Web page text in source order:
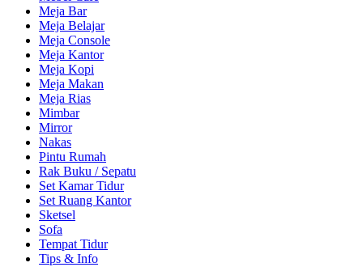
Meja Bar
Meja Belajar
Meja Console
Meja Kantor
Meja Kopi
Meja Makan
Meja Rias
Mimbar
Mirror
Nakas
Pintu Rumah
Rak Buku / Sepatu
Set Kamar Tidur
Set Ruang Kantor
Sketsel
Sofa
Tempat Tidur
Tips & Info